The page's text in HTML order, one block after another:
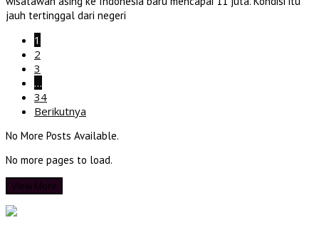
jauh tertinggal dari negeri
1
2
3
…
34
Berikutnya
No More Posts Available.
No more pages to load.
View More